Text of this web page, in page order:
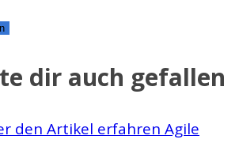
dir auch gefallen